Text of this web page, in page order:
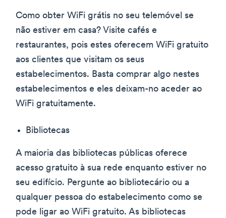
Como obter WiFi grátis no seu telemóvel se
não estiver em casa? Visite cafés e
restaurantes, pois estes oferecem WiFi gratuito
aos clientes que visitam os seus
estabelecimentos. Basta comprar algo nestes
estabelecimentos e eles deixam-no aceder ao
WiFi gratuitamente.
Bibliotecas
A maioria das bibliotecas públicas oferece
acesso gratuito à sua rede enquanto estiver no
seu edifício. Pergunte ao bibliotecário ou a
qualquer pessoa do estabelecimento como se
pode ligar ao WiFi gratuito. As bibliotecas